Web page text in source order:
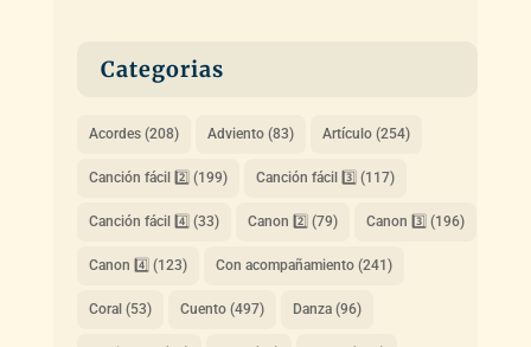
Categorias
Acordes(208) Adviento(83) Artículo(254)
Canción fácil 2️⃣ (199) Canción fácil 3️⃣ (117)
Canción fácil 4️⃣ (33) Canon 2️⃣ (79) Canon 3️⃣ (196)
Canon 4️⃣ (123) Con acompañamiento(241)
Coral (53) Cuento(497) Danza(96)